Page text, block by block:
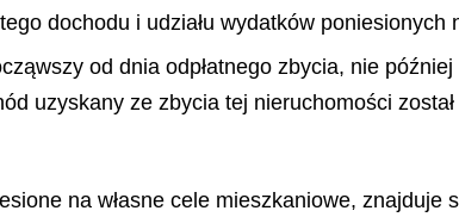
dochodu i udziału wydatków poniesionych
od dnia odpłatnego zbycia, nie
uzyskany ze zbycia tej nieruchomości
na własne cele mieszkaniowe, znajduje